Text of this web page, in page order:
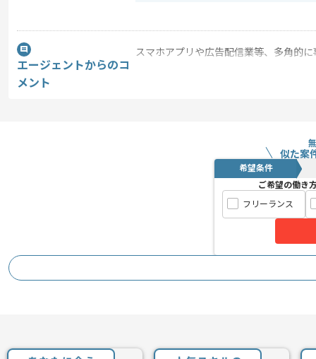
エージェントからのコ
メント
スマホアプリや広告配信業等、多角的
周囲と協力しながら、自主的に動ける
非常にご満足いただける環境かと思いま
似た案
希望条件
ご希望の働き
フリーランス